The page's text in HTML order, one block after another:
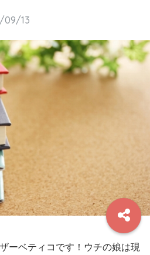
09/13
ーベティコです！ウチの娘は現